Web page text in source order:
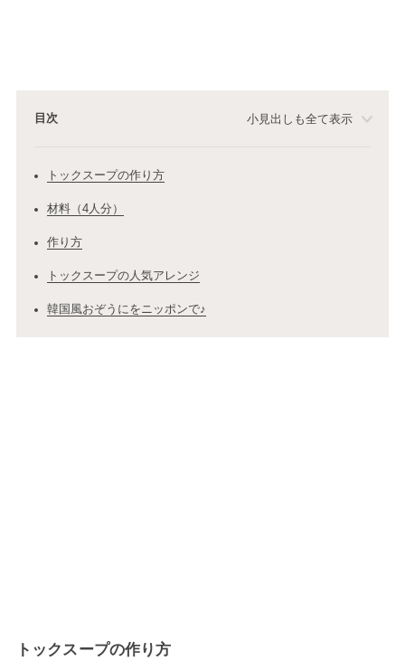
目次 小見出しも全て表示
トックスープの作り方
材料（4人分）
作り方
トックスープの人気アレンジ
韓国風おぞうにをニッポンで♪
トックスープの作り方